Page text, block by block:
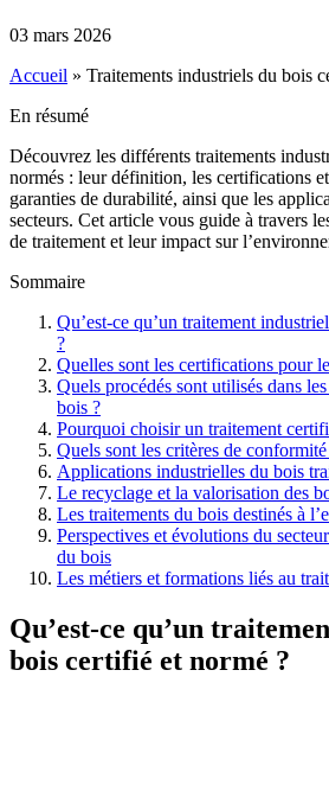
03 mars 2026
Accueil » Traitements industriels du bois
En résumé
Découvrez les différents traitements
normés : leur définition, les certifications
garanties de durabilité, ainsi que les
secteurs. Cet article vous guide à travers
de traitement et leur impact sur
Sommaire
Qu’est-ce qu’un traitement
?
Quelles sont les certifications pour
Quels procédés sont utilisés dans
bois ?
Pourquoi choisir un traitement
Quels sont les critères de
Applications industrielles du bois
Le recyclage et la valorisation des
Les traitements du bois destinés à
Perspectives et évolutions du
du bois
Les métiers et formations liés au
Qu’est-ce qu’un
bois certifié et normé ?